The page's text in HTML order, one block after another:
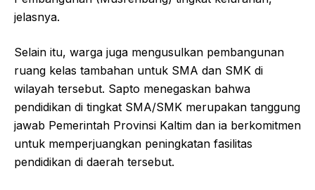
jelasnya.
Selain itu, warga juga mengusulkan pembangunan
ruang kelas tambahan untuk SMA dan SMK di
wilayah tersebut. Sapto menegaskan bahwa
pendidikan di tingkat SMA/SMK merupakan tanggung
jawab Pemerintah Provinsi Kaltim dan ia berkomitmen
untuk memperjuangkan peningkatan fasilitas
pendidikan di daerah tersebut.